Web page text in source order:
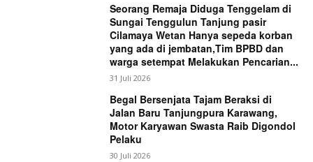
Seorang Remaja Diduga Tenggelam di
Sungai Tenggulun Tanjung pasir
Cilamaya Wetan Hanya sepeda korban
yang ada di jembatan,Tim BPBD dan
warga setempat Melakukan Pencarian...
31 Juli 2026
Begal Bersenjata Tajam Beraksi di
Jalan Baru Tanjungpura Karawang,
Motor Karyawan Swasta Raib Digondol
Pelaku
30 Juli 2026